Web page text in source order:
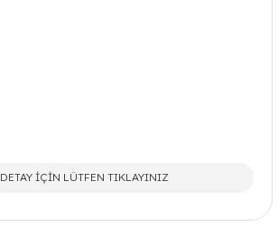
DETAY İÇİN LÜTFEN TIKLAYINIZ